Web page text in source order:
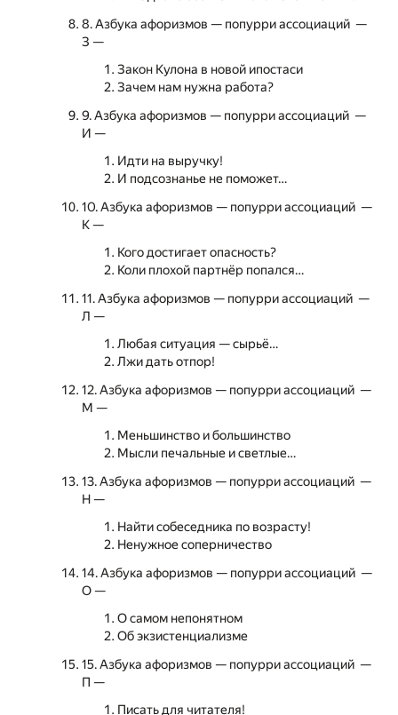
8. Азбука афоризмов — попурри ассоциаций —
З —
Закон Кулона в новой ипостаси
Зачем нам нужна работа?
9. Азбука афоризмов — попурри ассоциаций —
И —
Идти на выручку!
И подсознанье не поможет…
10. Азбука афоризмов — попурри ассоциаций —
К —
Кого достигает опасность?
Коли плохой партнёр попался…
11. Азбука афоризмов — попурри ассоциаций —
Л —
Любая ситуация — сырьё…
Лжи дать отпор!
12. Азбука афоризмов — попурри ассоциаций —
М —
Меньшинство и большинство
Мысли печальные и светлые…
13. Азбука афоризмов — попурри ассоциаций —
Н —
Найти собеседника по возрасту!
Ненужное соперничество
14. Азбука афоризмов — попурри ассоциаций —
О —
О самом непонятном
Об экзистенциализме
15. Азбука афоризмов — попурри ассоциаций —
П —
Писать для читателя!